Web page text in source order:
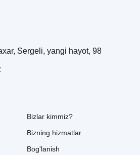
Sergeli, yangi hayot, 98
Bizlar kimmiz?
Bizning hizmatlar
Bog'lanish